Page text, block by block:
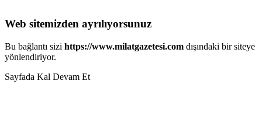
Web sitemizden ayrılıyorsunuz
Bu bağlantı sizi https://www.milatgazetesi.com dışındaki bir siteye
yönlendiriyor.
Sayfada Kal Devam Et